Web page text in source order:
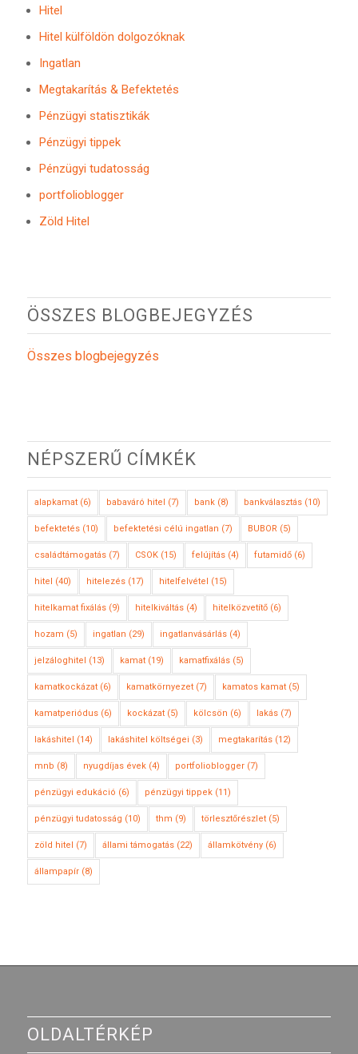
Hitel
Hitel külföldön dolgozóknak
Ingatlan
Megtakarítás & Befektetés
Pénzügyi statisztikák
Pénzügyi tippek
Pénzügyi tudatosság
portfolioblogger
Zöld Hitel
ÖSSZES BLOGBEJEGYZÉS
Összes blogbejegyzés
NÉPSZERŰ CÍMKÉK
alapkamat(6) babaváró hitel (7) bank(8) bankválasztás(10)
befektetés(10) befektetési célú ingatlan (7) BUBOR(5)
családtámogatás(7) CSOK(15) felújítás(4) futamidő(6)
hitel (40) hitelezés(17) hitelfelvétel (15)
hitelkamat fixálás(9) hitelkiváltás(4) hitelközvetítő(6)
hozam (5) ingatlan (29) ingatlanvásárlás(4)
jelzáloghitel (13) kamat(19) kamatfixálás(5)
kamatkockázat(6) kamatkörnyezet(7) kamatos kamat(5)
kamatperiódus(6) kockázat(5) kölcsön (6) lakás(7)
lakáshitel (14) lakáshitel költségei (3) megtakarítás(12)
mnb (8) nyugdíjas évek(4) portfolioblogger(7)
pénzügyi edukáció (6) pénzügyi tippek(11)
pénzügyi tudatosság (10) thm (9) törlesztőrészlet(5)
zöld hitel (7) állami támogatás(22) államkötvény(6)
állampapír(8)
OLDALTÉRKÉP